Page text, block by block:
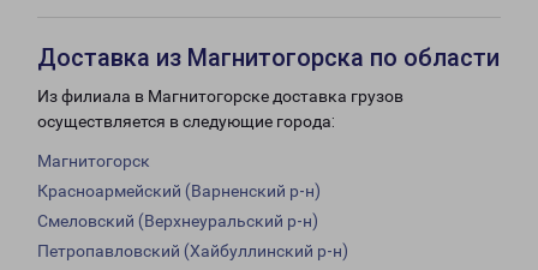
Доставка из Магнитогорска по области
Из филиала в Магнитогорске доставка грузов
осуществляется в следующие города:
Магнитогорск
Красноармейский (Варненский р-н)
Смеловский (Верхнеуральский р-н)
Петропавловский (Хайбуллинский р-н)